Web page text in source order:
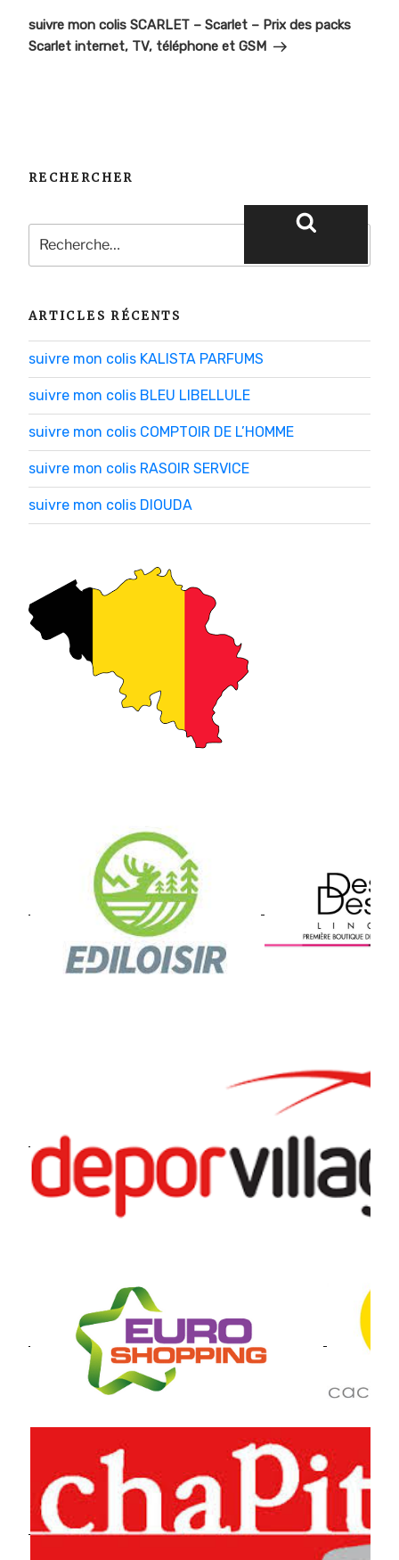
suivant
suivre mon colis SCARLET – Scarlet – Prix des packs
Scarlet internet, TV, téléphone et GSM
RECHERCHER
pour
:
ARTICLES RÉCENTS
suivre mon colis KALISTA PARFUMS
suivre mon colis BLEU LIBELLULE
suivre mon colis COMPTOIR DE L’HOMME
suivre mon colis RASOIR SERVICE
suivre mon colis DIOUDA